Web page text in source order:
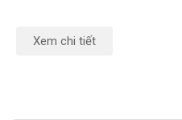
Xem chi tiết